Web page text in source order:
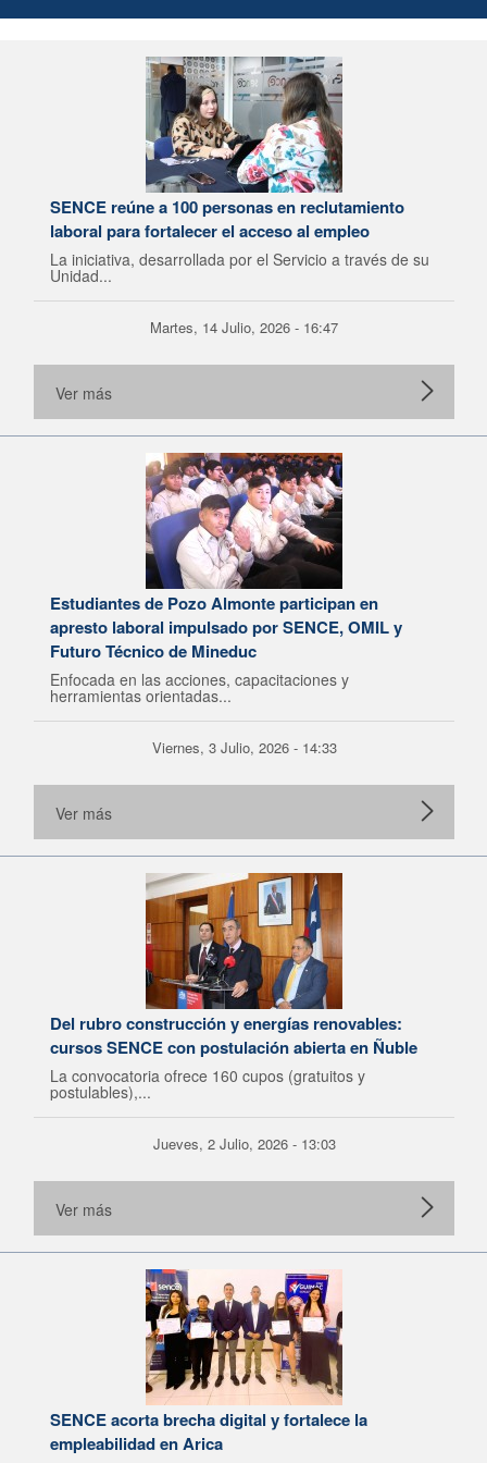
SENCE reúne a 100 personas en reclutamiento
laboral para fortalecer el acceso al empleo
La iniciativa, desarrollada por el Servicio a través de su
Unidad...
Martes, 14 Julio, 2026 - 16:47
Ver más
Estudiantes de Pozo Almonte participan en
apresto laboral impulsado por SENCE, OMIL y
Futuro Técnico de Mineduc
Enfocada en las acciones, capacitaciones y
herramientas orientadas...
Viernes, 3 Julio, 2026 - 14:33
Ver más
Del rubro construcción y energías renovables:
cursos SENCE con postulación abierta en Ñuble
La convocatoria ofrece 160 cupos (gratuitos y
postulables),...
Jueves, 2 Julio, 2026 - 13:03
Ver más
SENCE acorta brecha digital y fortalece la
empleabilidad en Arica